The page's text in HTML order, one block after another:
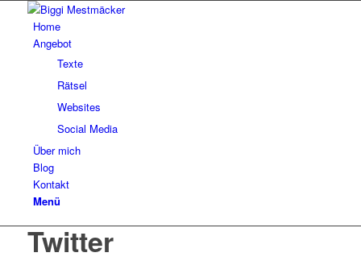
Home
Angebot
Texte
Rätsel
Websites
Social Media
Über mich
Blog
Kontakt
Menü
Twitter